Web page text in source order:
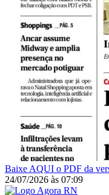
Baixe AQUI o PDF da
24/07/2026 às 07:09